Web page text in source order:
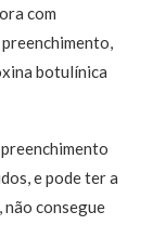
com
botulínica
e pode ter a
consegue